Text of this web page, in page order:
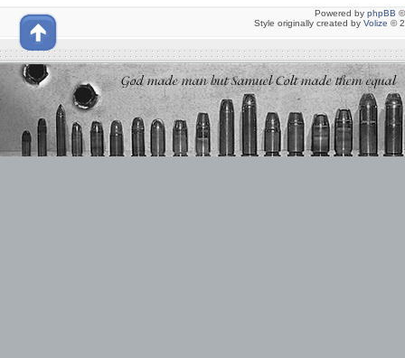
Powered by phpBB
Style originally created by Volize ©